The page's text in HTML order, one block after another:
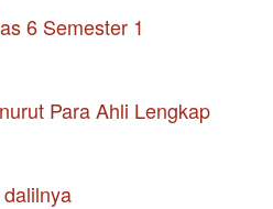
6 Semester 1
Para Ahli Lengkap